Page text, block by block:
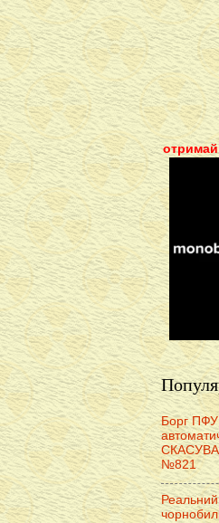
отримай
Борг ПФУ
№821
Реальний